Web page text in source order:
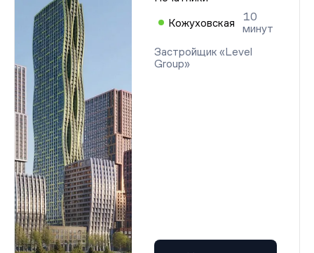
Кожуховская
10
минут
Застройщик «Level
Group»